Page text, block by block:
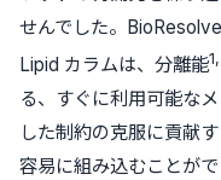
せんでした。
Lipid カラムは、分離能
る、すぐに利用可能な
した制約の克服に貢献
容易に組み込むことがで